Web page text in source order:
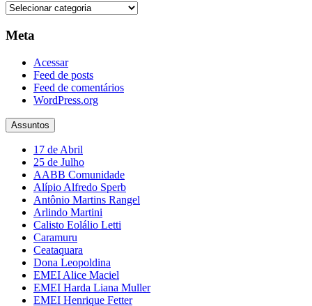
Categorias
Meta
Acessar
Feed de posts
Feed de comentários
WordPress.org
Assuntos
17 de Abril
25 de Julho
AABB Comunidade
Alípio Alfredo Sperb
Antônio Martins Rangel
Arlindo Martini
Calisto Eolálio Letti
Caramuru
Ceataquara
Dona Leopoldina
EMEI Alice Maciel
EMEI Harda Liana Muller
EMEI Henrique Fetter